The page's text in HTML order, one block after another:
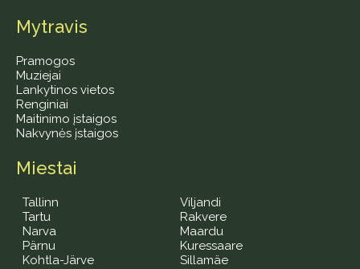
Mytravis
Pramogos
Muziejai
Lankytinos vietos
Renginiai
Maitinimo įstaigos
Nakvynės įstaigos
Miestai
Tallinn
Tartu
Narva
Pärnu
Kohtla-Järve
Viljandi
Rakvere
Maardu
Kuressaare
Sillamäe